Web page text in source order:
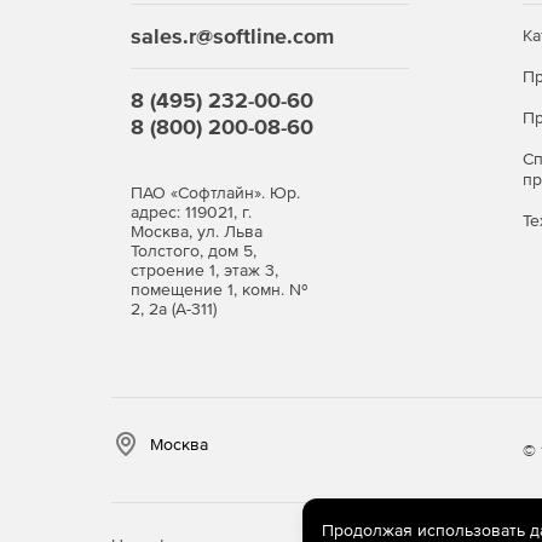
База данных управления конфигурациями.
sales.r@softline.com
8 (495) 232-00-60
8 (800) 200-08-60
ПАО «Софтлайн». Юр.
адрес: 119021, г.
Москва, ул. Льва
Толстого, дом 5,
строение 1, этаж 3,
помещение 1, комн. №
2, 2а (А-311)
Москва ©
Продолжая использовать